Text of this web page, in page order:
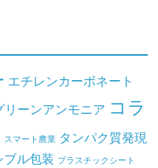
エチレンカーボネート
リーンアンモニア コラ
スマート農業 タンパク質発現
ブル包装 プラスチックシート